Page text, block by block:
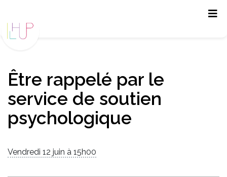
Être rappelé par le
service de soutien
psychologique
Vendredi 12 juin à 15h00